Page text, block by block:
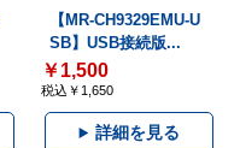
【MR-CH9329EMU-U
SB】USB接続版...
￥1,500
税込￥1,650
詳細を見る